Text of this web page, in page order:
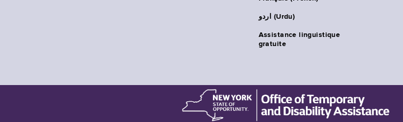
اردو (Urdu)
Assistance linguistique
gratuite